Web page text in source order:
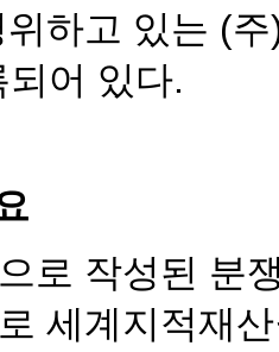
하고 있는 (
어 있다.
로 작성된 분
세계지적재